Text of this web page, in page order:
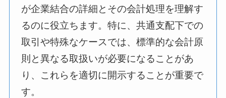
が企業結合の詳細とその会計処理を理解す
るのに役立ちます。特に、共通支配下での
取引や特殊なケースでは、標準的な会計原
則と異なる取扱いが必要になることがあ
り、これらを適切に開示することが重要で
す。